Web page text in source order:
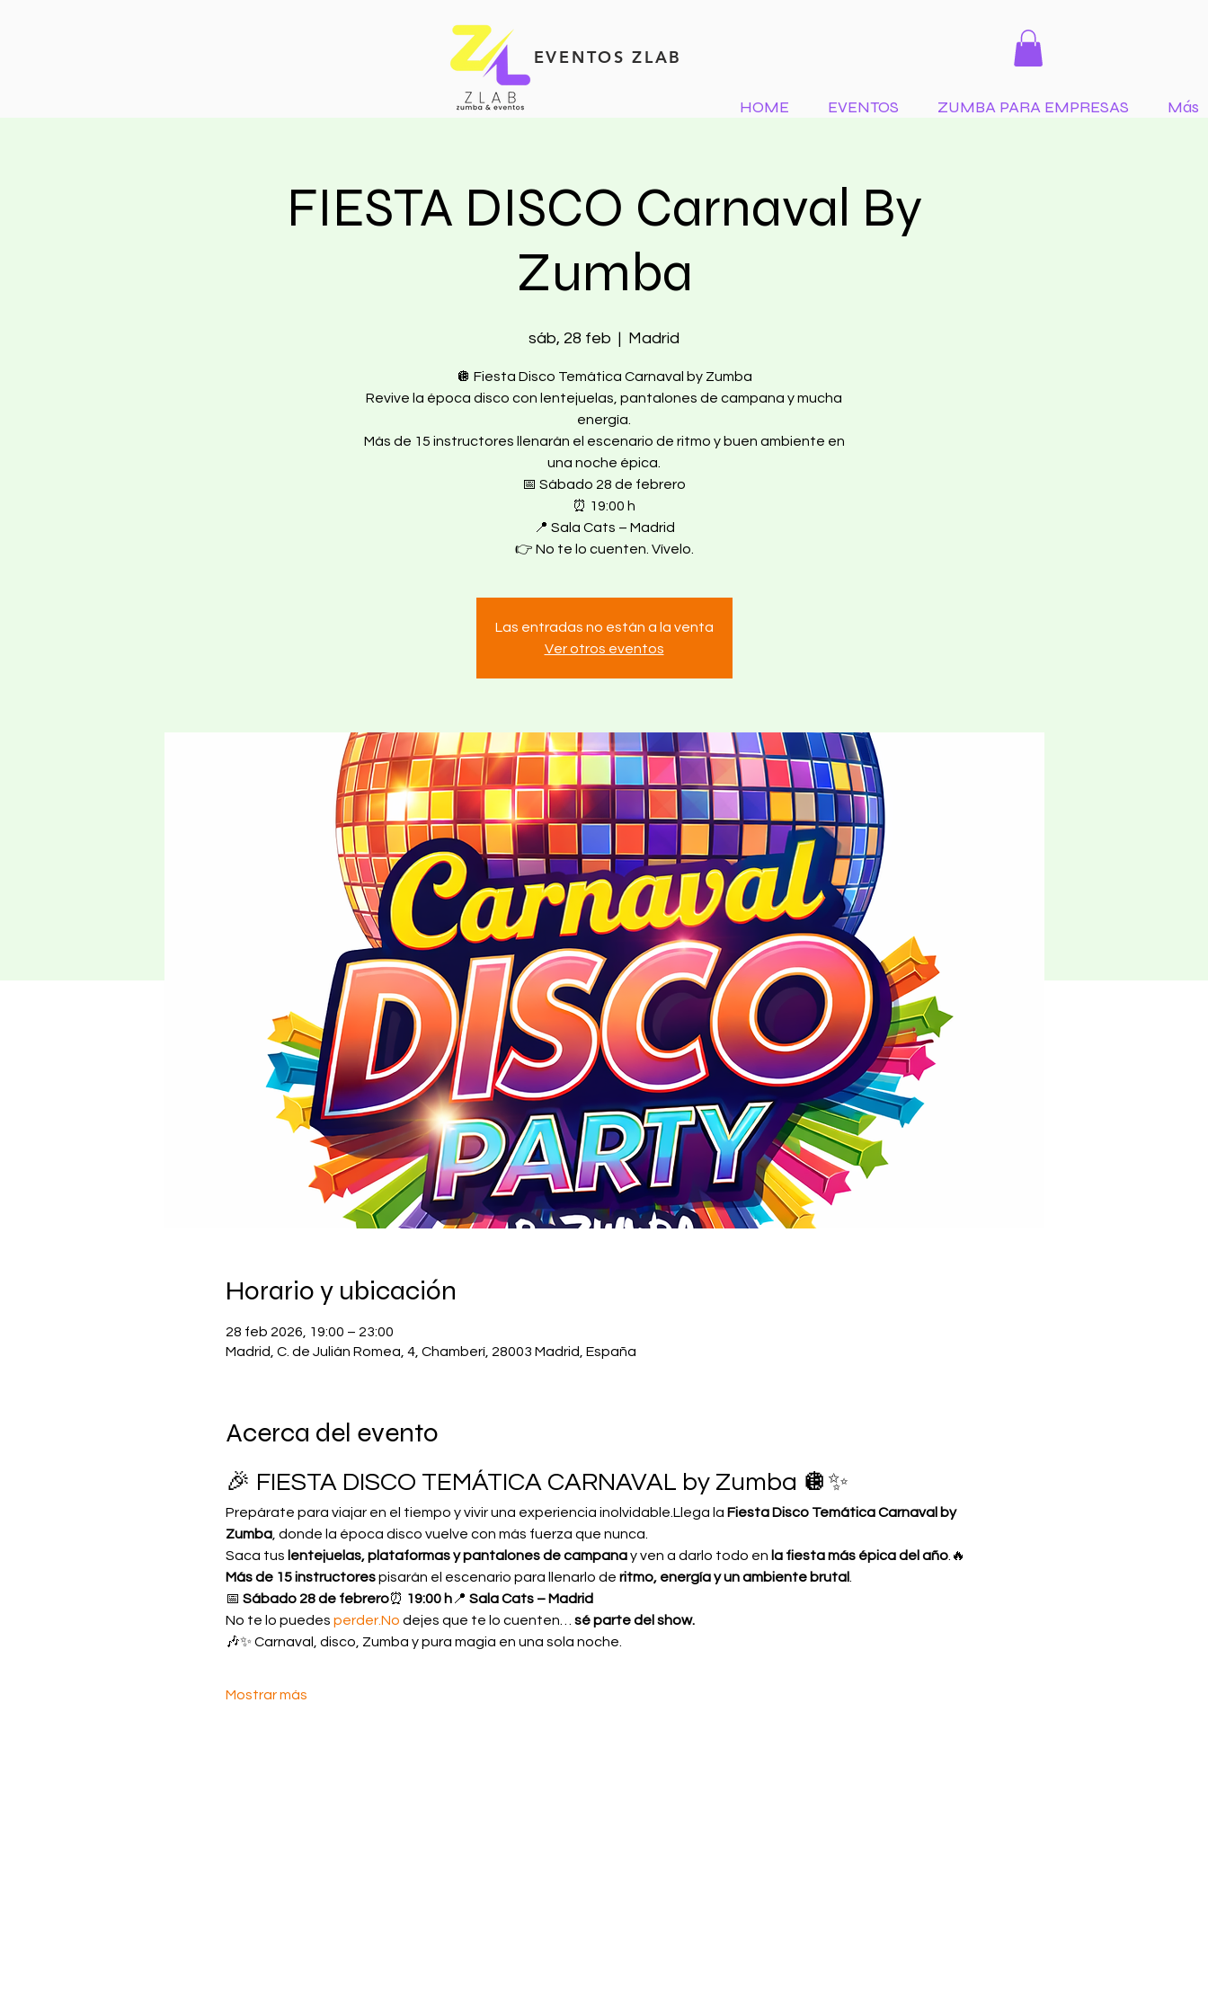
EVENTOS ZLAB
HOME EVENTOS ZUMBA PARA EMPRESAS Más
FIESTA DISCO Carnaval By
Zumba
sáb, 28 feb
  |
Madrid
🪩 Fiesta Disco Temática Carnaval by Zumba
Revive la época disco con lentejuelas, pantalones de campana y mucha
energía.
Más de 15 instructores llenarán el escenario de ritmo y buen ambiente en
una noche épica.
📅 Sábado 28 de febrero
⏰ 19:00 h
📍 Sala Cats – Madrid
👉 No te lo cuenten. Vívelo.
Las entradas no están a la venta
Ver otros eventos
Horario y ubicación
28 feb 2026, 19:00 – 23:00
Madrid, C. de Julián Romea, 4, Chamberí, 28003 Madrid, España
Acerca del evento
🎉 FIESTA DISCO TEMÁTICA CARNAVAL by Zumba 🪩✨
Prepárate para viajar en el tiempo y vivir una experiencia inolvidable.Llega la Fiesta Disco Temática Carnaval by
Zumba, donde la época disco vuelve con más fuerza que nunca.
Saca tus lentejuelas, plataformas y pantalones de campana y ven a darlo todo en la fiesta más épica del año.🔥
Más de 15 instructores pisarán el escenario para llenarlo de ritmo, energía y un ambiente brutal
📅 Sábado 28 de febrero⏰ 19:00 h📍 Sala Cats – Madrid
No te lo puedes perder.No dejes que te lo cuenten… sé parte del show.
🎶✨ Carnaval, disco, Zumba y pura magia en una sola noche.
Mostrar más